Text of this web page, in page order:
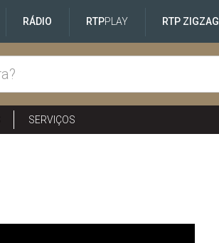
RÁDIO RTPPLAY RTP ZIGZAG
SERVIÇOS